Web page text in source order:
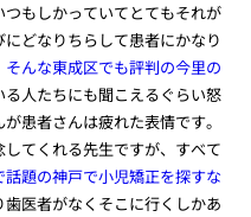
もしかっていてとてもそれが
どなりちらして患者にかなり
そんな東成区でも評判の今里の
人たちにも聞こえるぐらい怒
患者さんは疲れた表情です。
てくれる先生ですが、すべて
話題の神戸で小児矯正を探すな
医者がなくそこに行くしかあ